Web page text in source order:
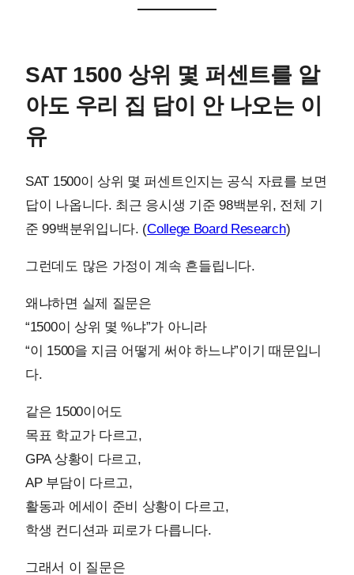
SAT 1500 상위 몇 퍼센트를 알
아도 우리 집 답이 안 나오는 이
유
SAT 1500이 상위 몇 퍼센트인지는 공식 자료를 보면
답이 나옵니다. 최근 응시생 기준 98백분위, 전체 기
준 99백분위입니다. (College Board Research)
그런데도 많은 가정이 계속 흔들립니다.
왜냐하면 실제 질문은
“1500이 상위 몇 %냐”가 아니라
“이 1500을 지금 어떻게 써야 하느냐”이기 때문입니
다.
같은 1500이어도
목표 학교가 다르고,
GPA 상황이 다르고,
AP 부담이 다르고,
활동과 에세이 준비 상황이 다르고,
학생 컨디션과 피로가 다릅니다.
그래서 이 질문은